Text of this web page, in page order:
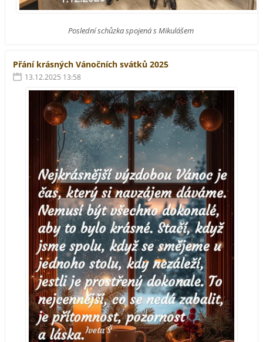
Poslední schůzka spojená s Mikulášem
Přání krásných Vánočních svátků 2025
13.12.2025 13:58